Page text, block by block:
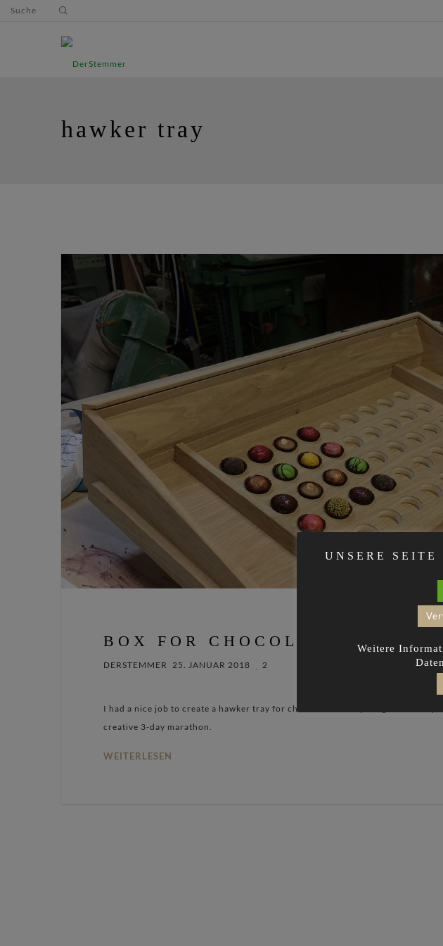
Suche
hawker tray
BOX FOR CHOCOLATES
DERSTEMMER 25. JANUAR 2018 2
I had a nice job to create a hawker tray for chocolates. Everything was mostly
creative 3-day marathon.
WEITERLESEN
UNSERE SEITE
Weitere